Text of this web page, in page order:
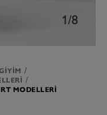
1/8
MODELLERI